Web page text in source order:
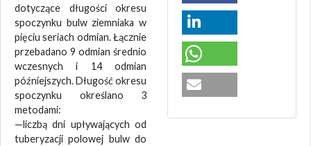
dotyczące długości okresu
spoczynku bulw ziemniaka w
pięciu seriach odmian. Łącznie
przebadano 9 odmian średnio
wczesnych i 14 odmian
późniejszych. Długość okresu
spoczynku określano 3
metodami:
—liczbą dni upływających od
tuberyzacji polowej bulw do